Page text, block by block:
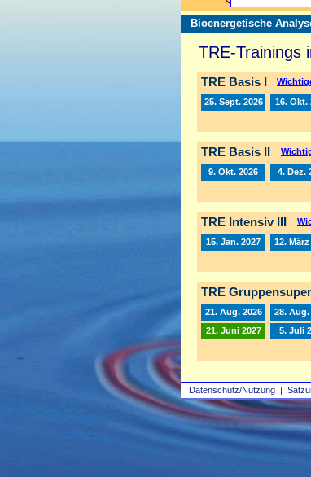
Datenschutz/Nutzung |
Bioenergetische
TRE-Trainings
TRE Basis I
25. Sept. 2026 16. Okt.
TRE Basis II
9. Okt. 2026 4. Dez.
TRE Intensiv III
15. Jan. 2027 12. März
TRE
21. Aug. 2026 28. Aug.
21. Juni 2027
5. Juli